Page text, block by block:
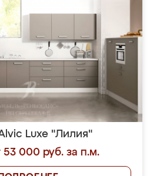
Luxe "Лилия"
53 000 руб. за п.м.